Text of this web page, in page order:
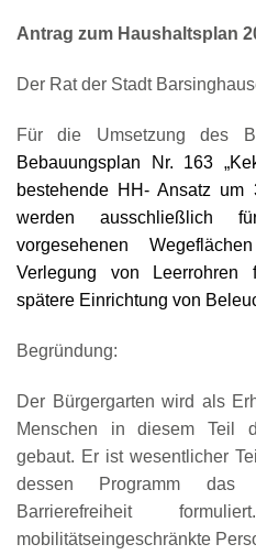
Antrag zum Haushaltsplan
Der Rat der Stadt
Für die Umsetzung des
Bebauungsplan Nr. 163
bestehende HH- Ansatz um
werden ausschließlich
vorgesehenen
Verlegung von Leerrohren
spätere Einrichtung von
Begründung:
Der Bürgergarten wird als
Menschen in diesem Teil
gebaut. Er ist wesentlicher
dessen Programm das
Barrierefreiheit
mobilitätseingeschränkte